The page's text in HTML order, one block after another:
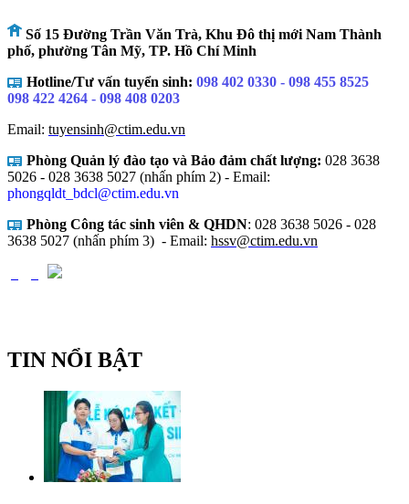
Số 15 Đường Trần Văn Trà, Khu Đô thị mới Nam Thành
phố, phường Tân Mỹ, TP. Hồ Chí Minh
Hotline/Tư vấn tuyển sinh: 098 402 0330 - 098 455 8525
098 422 4264 - 098 408 0203
Email: tuyensinh@ctim.edu.vn
Phòng Quản lý đào tạo và Bảo đảm chất lượng: 028 3638
5026 - 028 3638 5027 (nhấn phím 2) - Email:
phongqldt_bdcl@ctim.edu.vn
Phòng Công tác sinh viên & QHDN: 028 3638 5026 - 028
3638 5027 (nhấn phím 3) - Email: hssv@ctim.edu.vn
TIN NỔI BẬT